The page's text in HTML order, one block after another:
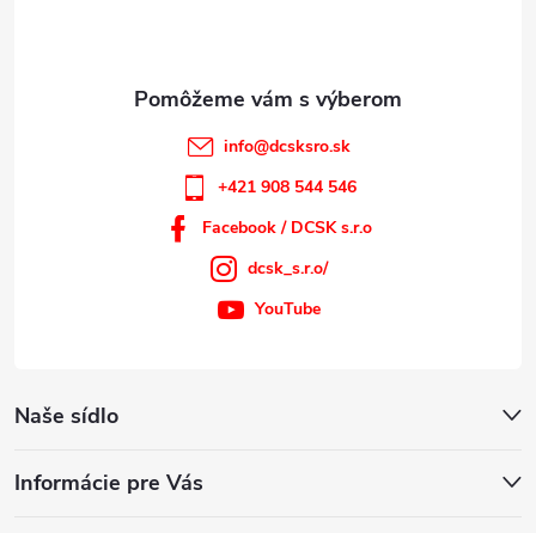
Naše sídlo
Informácie pre Vás
info@dcsksro.sk
+421 908 544 546
Facebook / DCSK s.r.o
dcsk_s.r.o/
YouTube